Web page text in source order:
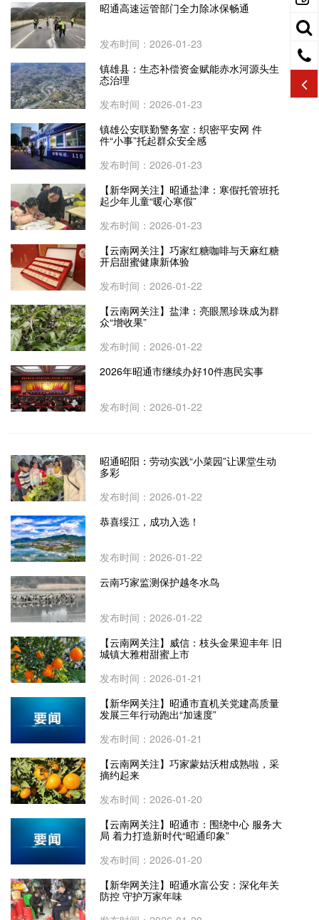
昭通高速运管部门全力除冰保畅通
发布时间：2026-01-23
镇雄县：生态补偿资金赋能赤水河源头生
态治理
发布时间：2026-01-23
镇雄公安联勤警务室：织密平安网 件
件“小事”托起群众安全感
发布时间：2026-01-23
【新华网关注】昭通盐津：寒假托管班托
起少年儿童“暖心寒假”
发布时间：2026-01-23
【云南网关注】巧家红糖咖啡与天麻红糖
开启甜蜜健康新体验
发布时间：2026-01-22
【云南网关注】盐津：亮眼黑珍珠成为群
众“增收果”
发布时间：2026-01-22
2026年昭通市继续办好10件惠民实事
发布时间：2026-01-22
昭通昭阳：劳动实践“小菜园”让课堂生动
多彩
发布时间：2026-01-22
恭喜绥江，成功入选！
发布时间：2026-01-22
云南巧家监测保护越冬水鸟
发布时间：2026-01-22
【云南网关注】威信：枝头金果迎丰年 旧
城镇大雅柑甜蜜上市
发布时间：2026-01-21
【新华网关注】昭通市直机关党建高质量
发展三年行动跑出“加速度”
发布时间：2026-01-21
【云南网关注】巧家蒙姑沃柑成熟啦，采
摘约起来
发布时间：2026-01-20
【云南网关注】昭通市：围绕中心 服务大
局 着力打造新时代“昭通印象”
发布时间：2026-01-20
【新华网关注】昭通水富公安：深化年关
防控 守护万家年味